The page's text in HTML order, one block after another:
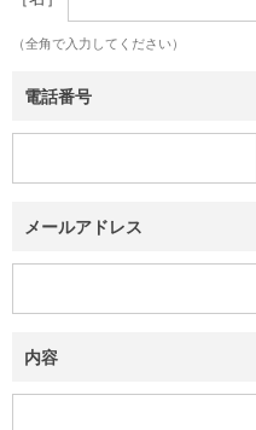
（全角で入力してください）
電話番号
メールアドレス
内容